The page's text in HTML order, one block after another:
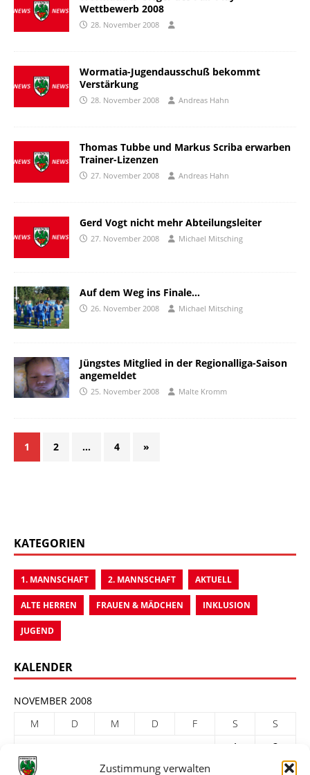
Zustimmung verwalten
Wettbewerb 2008
28. November 2008
Wormatia-Jugendausschuß bekommt
Verstärkung
28. November 2008 Andreas Hahn
Thomas Tubbe und Markus Scriba erwarben
Trainer-Lizenzen
27. November 2008 Andreas Hahn
Gerd Vogt nicht mehr Abteilungsleiter
27. November 2008 Michael Mitsching
Auf dem Weg ins Finale…
26. November 2008 Michael Mitsching
Jüngstes Mitglied in der Regionalliga-Saison
angemeldet
25. November 2008 Malte Kromm
1 2 … 4 »
KATEGORIEN
1. MANNSCHAFT 2. MANNSCHAFT AKTUELL
ALTE HERREN FRAUEN & MÄDCHEN INKLUSION
JUGEND
KALENDER
NOVEMBER 2008
M
D M D F S
S
1
2
3
5 6 7